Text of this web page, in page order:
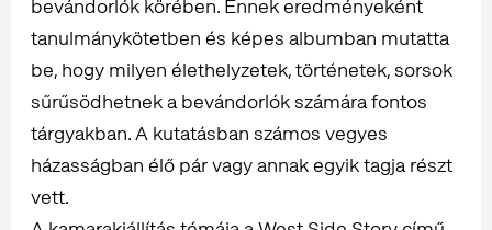
bevándorlók körében. Ennek eredményeként
tanulmánykötetben és képes albumban mutatta
be, hogy milyen élethelyzetek, történetek, sorsok
sűrűsödhetnek a bevándorlók számára fontos
tárgyakban. A kutatásban számos vegyes
házasságban élő pár vagy annak egyik tagja részt
vett.